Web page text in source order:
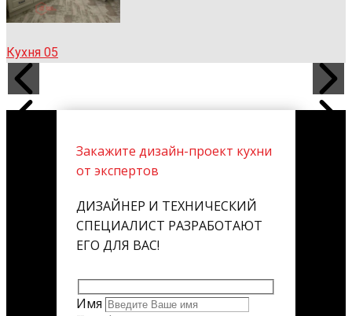
Кухня 05
Закажите дизайн-проект кухни
от экспертов
ДИЗАЙНЕР И ТЕХНИЧЕСКИЙ
СПЕЦИАЛИСТ РАЗРАБОТАЮТ
ЕГО ДЛЯ ВАС!
Имя